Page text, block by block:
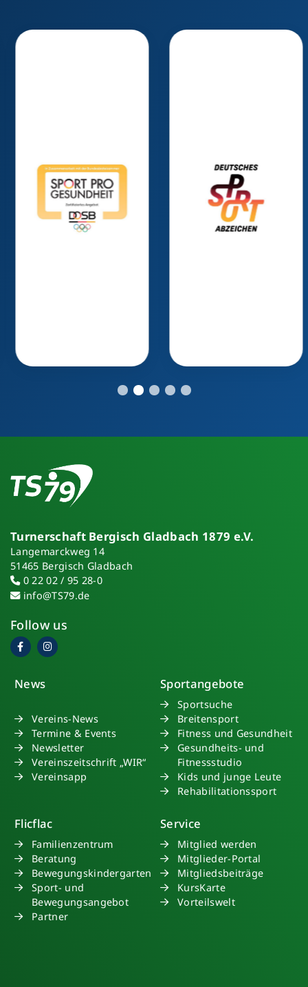
Turnerschaft Bergisch Gladbach 1879 e.V.
Langemarckweg 14
51465 Bergisch Gladbach
0 22 02 / 95 28-0
info@TS79.de
Follow us
News
Vereins-News
Termine & Events
Newsletter
Vereinszeitschrift „WIR“
Vereinsapp
Sportangebote
Sportsuche
Breitensport
Fitness und Gesundheit
Gesundheits- und
Fitnessstudio
Kids und junge Leute
Rehabilitationssport
Flicflac
Familienzentrum
Beratung
Bewegungskindergarten
Sport- und
Bewegungsangebot
Partner
Service
Mitglied werden
Mitglieder-Portal
Mitgliedsbeiträge
KursKarte
Vorteilswelt